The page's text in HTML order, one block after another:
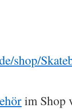
shop/
im Shop